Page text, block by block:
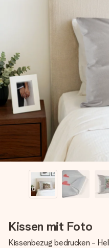
die wir versenden).
+49 39292 929695
Montag - Freitag : 8:30 -
Samstag - Sonntag : 8:30
Kissen mit Foto
Kissenbezug bedrucken -